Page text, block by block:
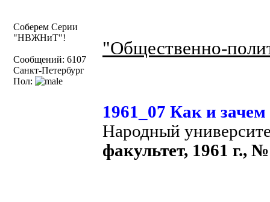
Соберем Серии
"НВЖНиТ"!
Сообщений: 6107
Санкт-Петербург
Пол:
"Общественно-
1961_07 Как и
Народный
факультет, 1961 г.,